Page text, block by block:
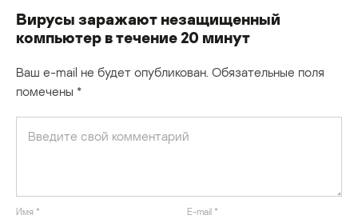
Вирусы заражают незащищенный
компьютер в течение 20 минут
Ваш e-mail не будет опубликован. Обязательные поля
помечены *
Имя * E-mail *